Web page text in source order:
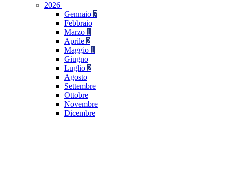
2026
Gennaio 7
Febbraio
Marzo 1
Aprile 2
Maggio 1
Giugno
Luglio 2
Agosto
Settembre
Ottobre
Novembre
Dicembre